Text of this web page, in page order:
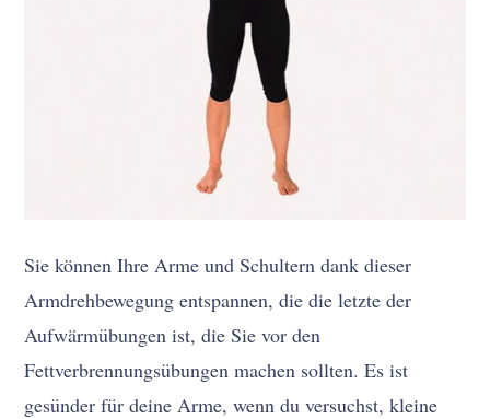
Sie können Ihre Arme und Schultern dank dieser
Armdrehbewegung entspannen, die die letzte der
Aufwärmübungen ist, die Sie vor den
Fettverbrennungsübungen machen sollten. Es ist
gesünder für deine Arme, wenn du versuchst, kleine